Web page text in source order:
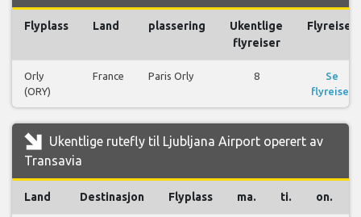
Flyplass Land plassering
Ukentlige
flyreiser
Flyreiser
Orly
(ORY)
France Paris Orly 8
Se
flyreiser
Ukentlige rutefly til Ljubljana Airport operert av
Transavia
Land Destinasjon Flyplass ma. ti. on.